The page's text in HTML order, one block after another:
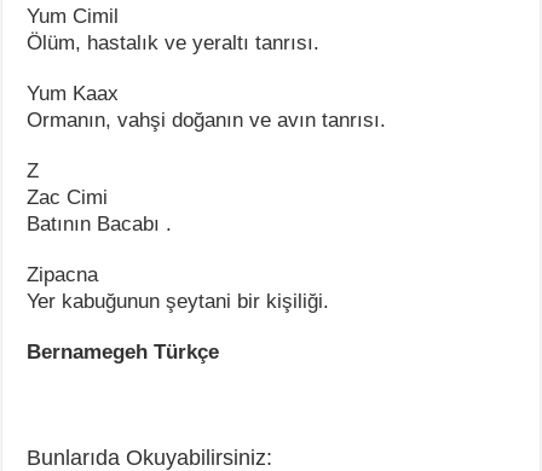
Yum Cimil
Ölüm, hastalık ve yeraltı tanrısı.
Yum Kaax
Ormanın, vahşi doğanın ve avın tanrısı.
Z
Zac Cimi
Batının Bacabı .
Zipacna
Yer kabuğunun şeytani bir kişiliği.
Bernamegeh Türkçe
Bunlarıda Okuyabilirsiniz: